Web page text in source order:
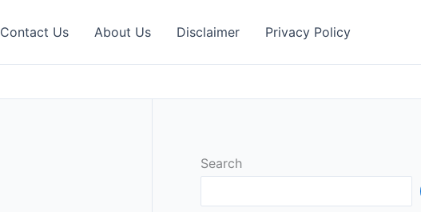
Contact Us About Us Disclaimer Privacy Policy
Search